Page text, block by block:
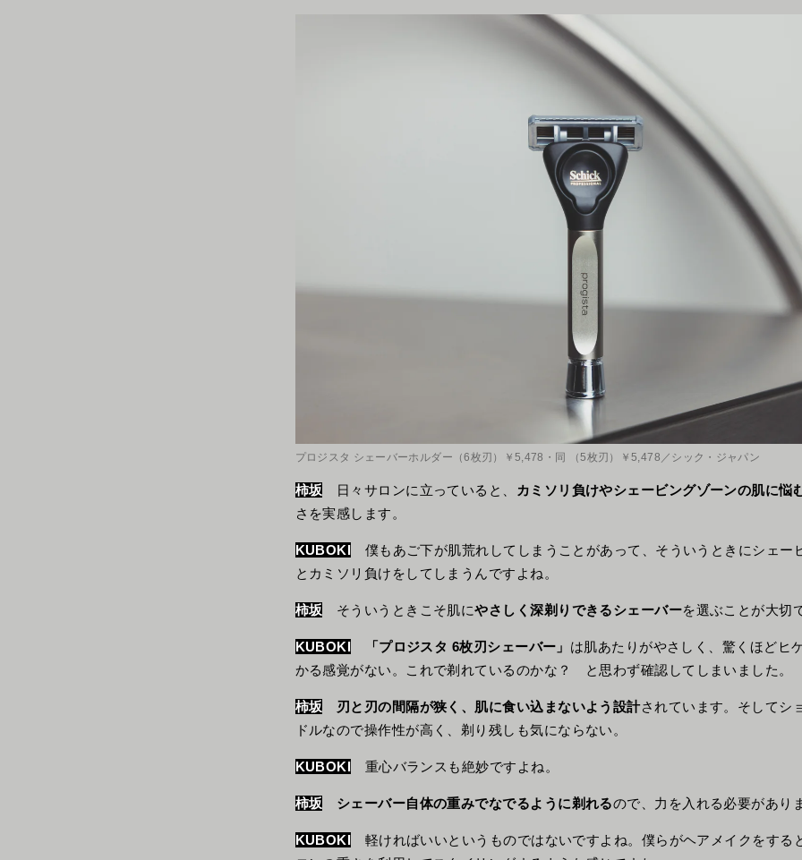
プロジスタ シェーバーホルダー（6枚刃）￥5,478・同 （5枚刃）￥5,478／シック・ジャパン
柿坂 日々サロンに立っていると、
カミソリ負けやシェービングゾーンの肌に悩
さを実感します。
KUBOKI 僕もあご下が肌荒れしてしまうことがあって、そういうときにシェー
とカミソリ負けをしてしまうんですよね。
柿坂 そういうときこそ肌にやさしく深剃りできるシェーバーを選ぶことが大切
KUBOKI 「プロジスタ 6枚刃シェーバー」 は肌あたりがやさしく、驚くほどヒ
かる感覚がない。これで剃れているのかな？ と思わず確認してしまいました。
柿坂 刃と刃の間隔が狭く、肌に食い込まないよう設計されています。そしてシ
ドルなので操作性が高く、剃り残しも気にならない。
KUBOKI 重心バランスも絶妙ですよね。
柿坂 シェーバー自体の重みでなでるように剃れるので、力を入れる必要があり
KUBOKI 軽ければいいというものではないですよね。僕らがヘアメイクをする